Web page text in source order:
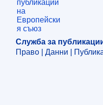
Служба за
Право | Данни |